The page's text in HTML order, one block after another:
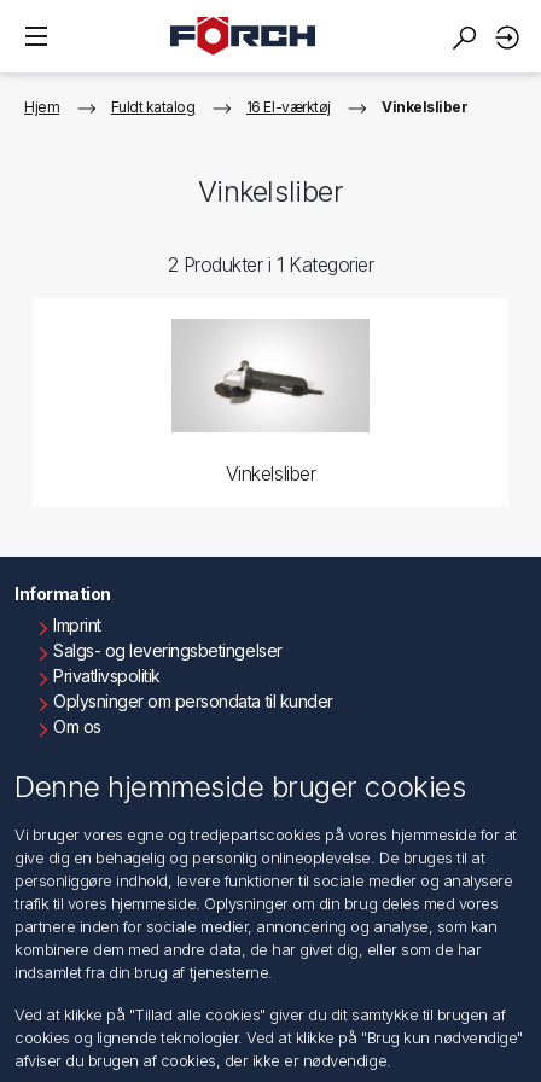
Hjem Fuldt katalog 16 El-værktøj Vinkelsliber
Vinkelsliber
2 Produkter i 1 Kategorier
Vinkelsliber
Information
Imprint
Salgs- og leveringsbetingelser
Privatlivspolitik
Oplysninger om persondata til kunder
Om os
Søg
Min konto
Min konto
Ordrer
Adresser
Ansøg om Sælger konto
Denne hjemmeside bruger cookies
Vi bruger vores egne og tredjepartscookies på vores hjemmeside for at
give dig en behagelig og personlig onlineoplevelse. De bruges til at
personliggøre indhold, levere funktioner til sociale medier og analysere
trafik til vores hjemmeside. Oplysninger om din brug deles med vores
partnere inden for sociale medier, annoncering og analyse, som kan
kombinere dem med andre data, de har givet dig, eller som de har
indsamlet fra din brug af tjenesterne.
Ved at klikke på "Tillad alle cookies" giver du dit samtykke til brugen af
cookies og lignende teknologier. Ved at klikke på "Brug kun nødvendige"
afviser du brugen af cookies, der ikke er nødvendige.